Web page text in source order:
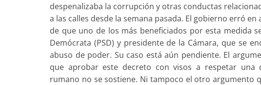
despenalizaba la corrupción y otras conductas
a las calles desde la semana pasada. El gobierno erró
de que uno de los más beneficiados por esta medida
Demócrata (PSD) y presidente de la Cámara, que se
abuso de poder. Su caso está aún pendiente. El
que aprobar este decreto con visos a respetar una
rumano no se sostiene. Ni tampoco el otro argumento